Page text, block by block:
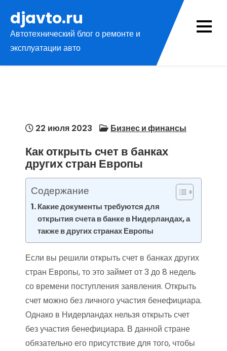
содержимому
djavto.ru
Автотехнический блог о ремонте и
эксплуатации авто
22 июля 2023 Бизнес и финансы
Как открыть счет в банках
других стран Европы
Содержание
Какие документы требуются для
открытия счета в банке в Нидерландах, а
также в других странах Европы
Если вы решили открыть счет в банках других
стран Европы, то это займет от 3 до 8 недель
со времени поступления заявления. Открыть
счет можно без личного участия бенефициара.
Однако в Нидерландах нельзя открыть счет
без участия бенефициара. В данной стране
обязательно его присутствие для того, чтобы